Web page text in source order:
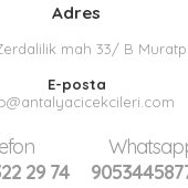
Adres
mah 33/ B
E-posta
29 74